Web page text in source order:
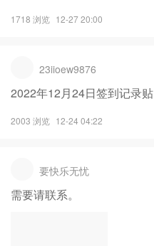
1718 浏览 12-27 20:00
23iioew9876
2022年12月24日签到记录贴
2003 浏览 12-24 04:22
要快乐无忧
需要请联系。